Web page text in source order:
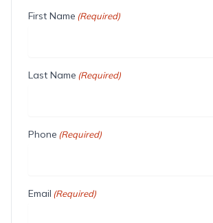
First Name (Required)
Last Name (Required)
Phone (Required)
Email (Required)